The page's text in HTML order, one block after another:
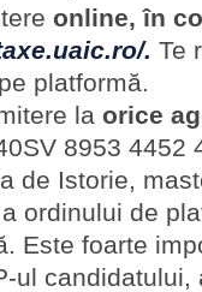
online, în
. Te
platformă.
la orice
8953 4452
de Istorie,
ordinului de
Este foarte
ul